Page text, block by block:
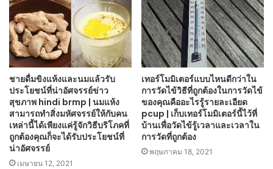
ชายดื่มขิงแห้งและนมแล้วรับ
ประโยชน์ที่น่าอัศจรรย์ข่าว
สุขภาพ hindi brmp | นมแห้ง
สามารถทำสิ่งมหัศจรรย์ให้กับคน
เหล่านี้ได้เพียงแค่รู้จักวิธีบริโภคที่
ถูกต้องคุณก็จะได้รับประโยชน์ที่
น่าอัศจรรย์
เมษายน 12, 2021
เทอร์โมมิเตอร์แบบไหนดีกว่าใน
การวัดไข้วิธีที่ถูกต้องในการวัดไข้
ของคุณคืออะไรรู้รายละเอียด
pcup | เก็บเทอร์โมมิเตอร์นี้ไว้ที่
บ้านเพื่อวัดไข้รู้เวลาและเวลาใน
การวัดที่ถูกต้อง
พฤษภาคม 18, 2021